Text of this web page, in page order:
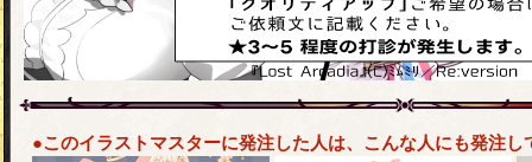
●このイラストマスターに発注した人は、こんな人にも発注し